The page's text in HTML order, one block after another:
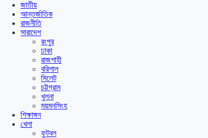
জাতীয়
আন্তর্জাতিক
রাজনীতি
সারাদেশ
রংপুর
ঢাকা
রাজশাহী
বরিশাল
সিলেট
চট্টগ্রাম
খুলনা
ময়মনসিংহ
শিক্ষাঙ্গন
খেলা
ফুটবল